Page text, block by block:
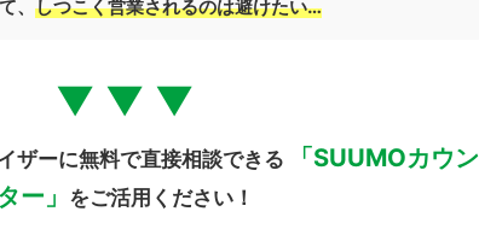
、 しつこく営業されるのは避けたい…
▼ ▼ ▼
ザーに無料で直接相談できる
「SUUMOカウン
ター」 をご活用ください！